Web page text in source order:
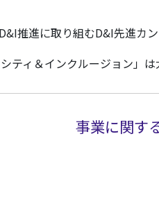
推進に取り組むD&I先進
ィ＆インクルージョン
事業に関す